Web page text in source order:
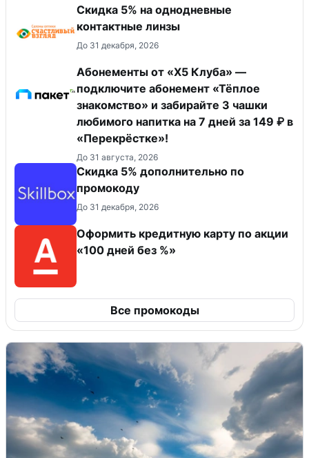
Скидка 5% на однодневные
контактные линзы
До 31 декабря, 2026
Абонементы от «Х5 Клуба» —
подключите абонемент «Тёплое
знакомство» и забирайте 3 чашки
любимого напитка на 7 дней за 149 ₽ в
«Перекрёстке»!
До 31 августа, 2026
Скидка 5% дополнительно по
промокоду
До 31 декабря, 2026
Оформить кредитную карту по акции
«100 дней без %»
Все промокоды